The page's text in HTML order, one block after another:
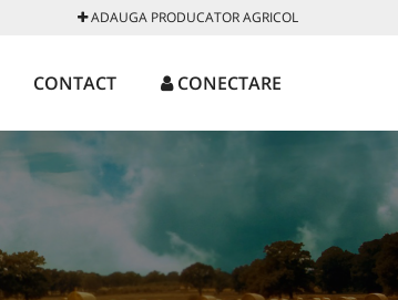
ADAUGA PRODUCATOR AGRICOL
CONTACT CONECTARE